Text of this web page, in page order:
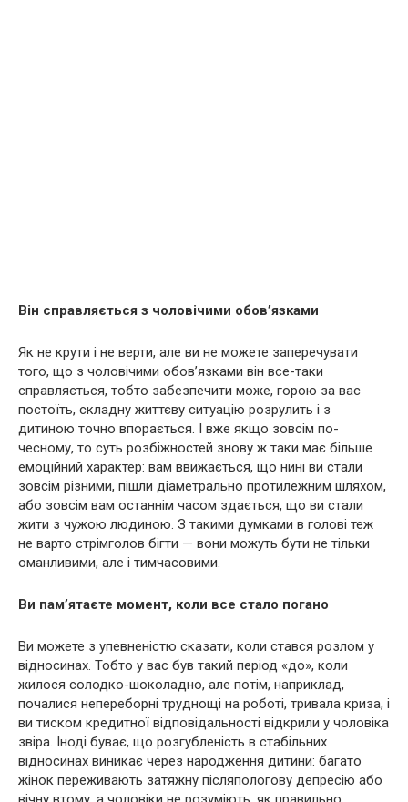
Він справляється з чоловічими обов’язками
Як не крути і не верти, але ви не можете заперечувати
того, що з чоловічими обов’язками він все-таки
справляється, тобто забезпечити може, горою за вас
постоїть, складну життєву ситуацію розрулить і з
дитиною точно впорається. І вже якщо зовсім по-
чесному, то суть розбіжностей знову ж таки має більше
емоційний характер: вам ввижається, що нині ви стали
зовсім різними, пішли діаметрально протилежним шляхом,
або зовсім вам останнім часом здається, що ви стали
жити з чужою людиною. З такими думками в голові теж
не варто стрімголов бігти — вони можуть бути не тільки
оманливими, але і тимчасовими.
Ви пам’ятаєте момент, коли все стало погано
Ви можете з упевненістю сказати, коли стався розлом у
відносинах. Тобто у вас був такий період «до», коли
жилося солодко-шоколадно, але потім, наприклад,
почалися непереборні труднощі на роботі, тривала криза, і
ви тиском кредитної відповідальності відкрили у чоловіка
звіра. Іноді буває, що розгубленість в стабільних
відносинах виникає через народження дитини: багато
жінок переживають затяжну післяпологову депресію або